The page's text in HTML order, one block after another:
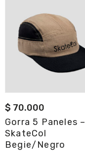
$ 70.000
Gorra 5 Paneles –
SkateCol
Begie/Negro